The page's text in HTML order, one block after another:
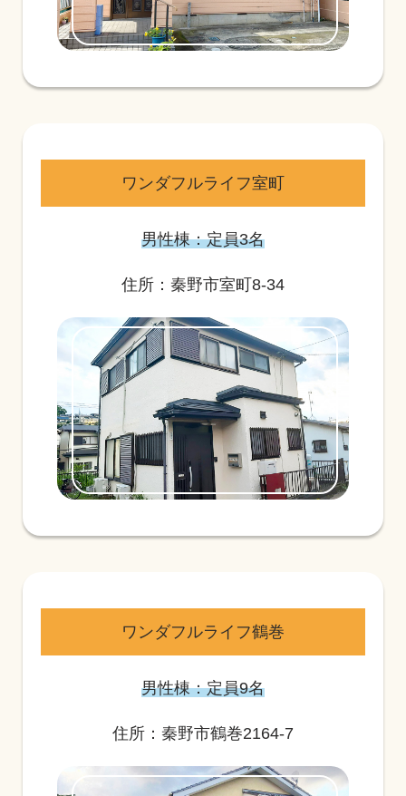
ワンダフルライフ室町
男性棟：定員3名
住所：秦野市室町8-34
ワンダフルライフ鶴巻
男性棟：定員9名
住所：秦野市鶴巻2164-7